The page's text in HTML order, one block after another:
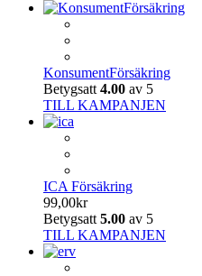
KonsumentFörsäkring
Betygsatt 4.00 av 5
TILL KAMPANJEN
ICA Försäkring
99,00kr
Betygsatt 5.00 av 5
TILL KAMPANJEN